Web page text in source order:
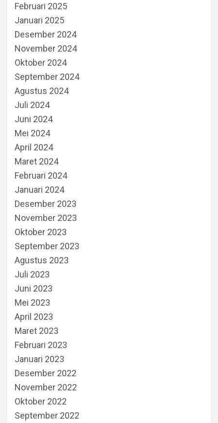
Februari 2025
Januari 2025
Desember 2024
November 2024
Oktober 2024
September 2024
Agustus 2024
Juli 2024
Juni 2024
Mei 2024
April 2024
Maret 2024
Februari 2024
Januari 2024
Desember 2023
November 2023
Oktober 2023
September 2023
Agustus 2023
Juli 2023
Juni 2023
Mei 2023
April 2023
Maret 2023
Februari 2023
Januari 2023
Desember 2022
November 2022
Oktober 2022
September 2022